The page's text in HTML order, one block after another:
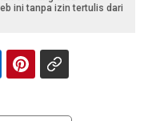
ini tanpa izin tertulis dari